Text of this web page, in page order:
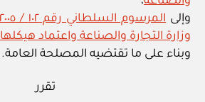
وإلى
وزارة التجارة والصناعة واعتماد
وبناء على ما تقتضيه المصلحة العامة.
تقرر